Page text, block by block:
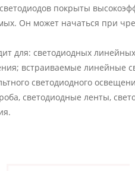
покрыты
Он может начаться при
для: светодиодных
встраиваемые линейные
светодиодного
светодиодные ленты,